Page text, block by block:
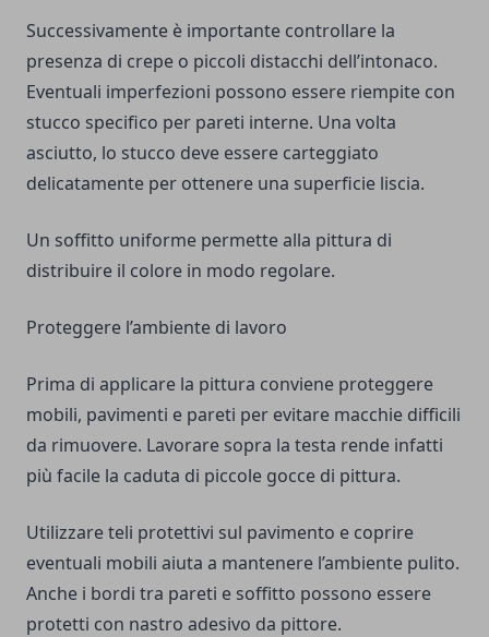
Successivamente è importante controllare la
presenza di crepe o piccoli distacchi dell’intonaco.
Eventuali imperfezioni possono essere riempite con
stucco specifico per pareti interne. Una volta
asciutto, lo stucco deve essere carteggiato
delicatamente per ottenere una superficie liscia.
Un soffitto uniforme permette alla pittura di
distribuire il colore in modo regolare.
Proteggere l’ambiente di lavoro
Prima di applicare la pittura conviene proteggere
mobili, pavimenti e pareti per evitare macchie difficili
da rimuovere. Lavorare sopra la testa rende infatti
più facile la caduta di piccole gocce di pittura.
Utilizzare teli protettivi sul pavimento e coprire
eventuali mobili aiuta a mantenere l’ambiente pulito.
Anche i bordi tra pareti e soffitto possono essere
protetti con nastro adesivo da pittore.